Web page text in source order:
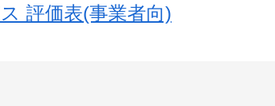
評価表(事業者向)